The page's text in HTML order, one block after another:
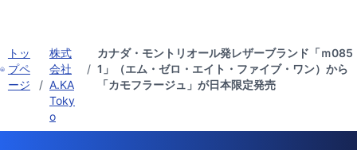
トッ
プペ
ージ
/
株式
会社
A.KA
Toky
o
/
カナダ・モントリオール発レザーブランド「ｍ085
1」（エム・ゼロ・エイト・ファイブ・ワン）から
「カモフラージュ」が日本限定発売